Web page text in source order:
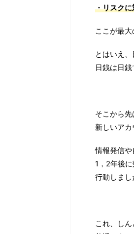
・リスク
ここが最大
とはいえ
日銭は日銭
そこから先
新しいアカ
情報発信
1，2年後
行動しまし
これ、しん